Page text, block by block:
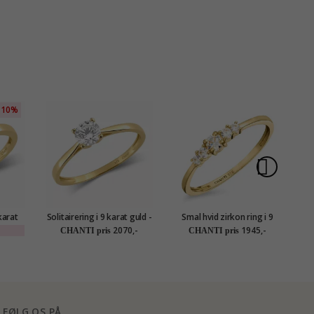
10%
Solitairering i 9 karat guld -
Gold Collection
CHANTI pris 2070,-
Smal hvid zirkon ring i 9
karat guld - Gold Collection
CHANTI pris 1945,-